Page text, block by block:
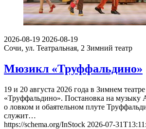
2026-08-19 2026-08-19
Сочи, ул. Театральная, 2 Зимний театр
Мюзикл «Труффальдино»
19 и 20 августа 2026 года в Зимнем
«Труффальдино». Постановка на музыку
о ловком и обаятельном плуте
служит…
https://schema.org/InStock 2026-07-